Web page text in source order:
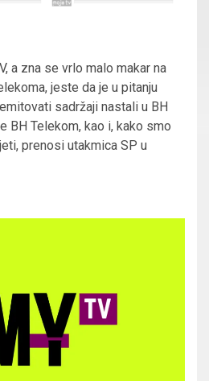
a zna se vrlo malo makar na
jeste da je u pitanju
sadržaji nastali u BH
BH Telekom, kao i, kako smo
prenosi utakmica SP u